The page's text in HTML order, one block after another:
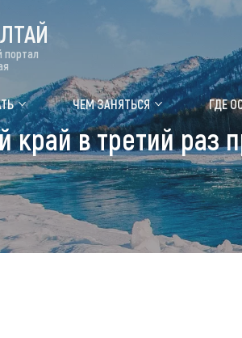
Цветение
Где
Объекты
Объекты
Объекты
портал
ЧЕМ ЗАНЯТЬСЯ ГДЕ
край в третий раз